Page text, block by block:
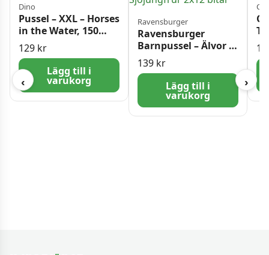
‹
Dino
Pussel – XXL – Horses
in the Water, 150
bitar
129 kr
Lägg till i
varukorg
Ravensburger
Ravensburger
Barnpussel – Älvor &
Sjöjungfrur 2×12
bitar
139 kr
Lägg till i
varukorg
›